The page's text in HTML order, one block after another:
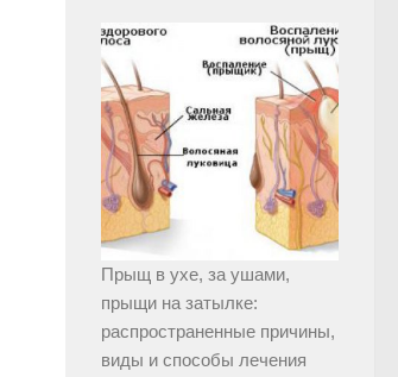
Прыщ в ухе, за ушами,
прыщи на затылке:
распространенные причины,
виды и способы лечения